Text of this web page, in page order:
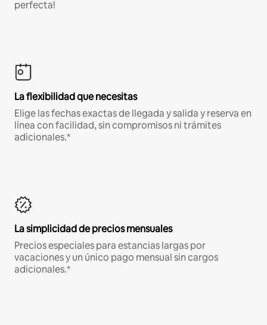
perfecta!
La flexibilidad que necesitas
Elige las fechas exactas de llegada y salida y reserva en
línea con facilidad, sin compromisos ni trámites
adicionales.*
La simplicidad de precios mensuales
Precios especiales para estancias largas por
vacaciones y un único pago mensual sin cargos
adicionales.*